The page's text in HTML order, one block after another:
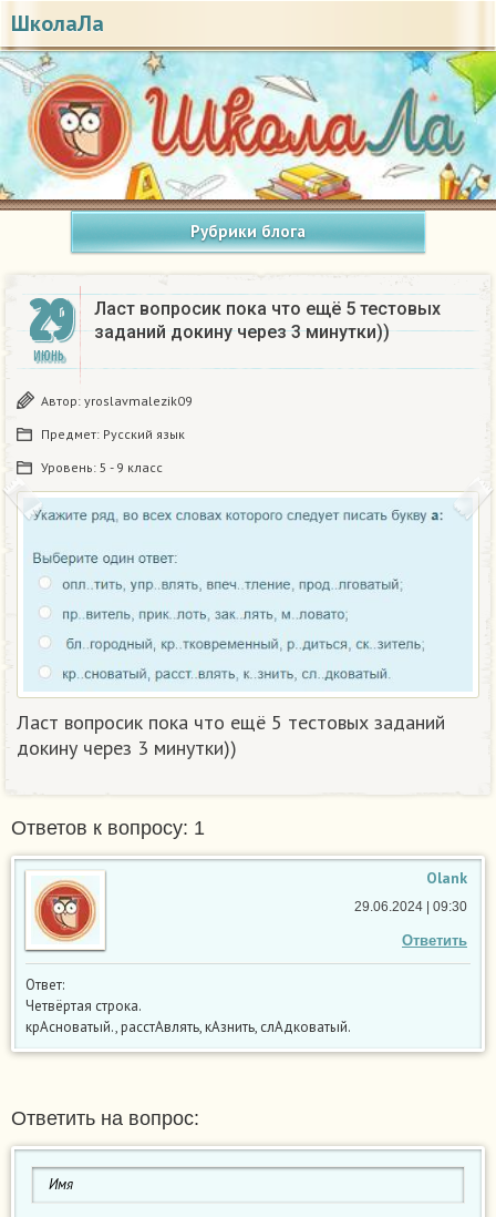
ШколаЛа
Рубрики блога
29
ИЮНЬ
Ласт вопросик пока что ещё 5 тестовых
заданий докину через 3 минутки))
Автор: yroslavmalezik09
Предмет: Русский язык
Уровень: 5 - 9 класс
Ласт вопросик пока что ещё 5 тестовых заданий
докину через 3 минутки))
Ответов к вопросу: 1
Olank
Ответить
29.06.2024 | 09:30
Ответ:
Четвёртая строка.
крАсноватый., расстАвлять, кАзнить, слАдковатый.
Ответить на вопрос: